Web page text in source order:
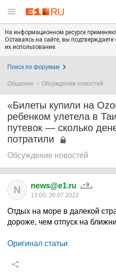
На информационном ресурсе
Оставаясь на сайте, вы подтверждаете
их использование.
Поиск по форумам
Общение Обсуждение новостей
«Билеты купили на
ребенком улетела в
путевок — сколько
потратили
Обсуждение новостей
N news@e1.ru
13:00, 30.07.2022
Отдых на море в далекой
дороже, чем отпуск на
Оригинал статьи